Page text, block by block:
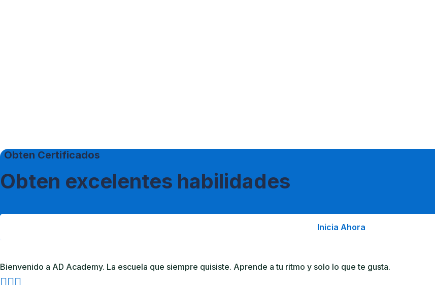
Obten Certificados
Obten excelentes habilidades
Inicia Ahora
Bienvenido a AD Academy. La escuela que siempre quisiste. Aprende a tu ritmo y solo lo que te gusta.